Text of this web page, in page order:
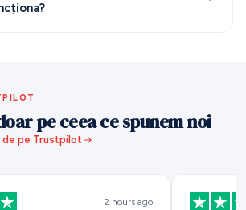
pe ceea ce spunem noi
pe Trustpilot
2 hours ago